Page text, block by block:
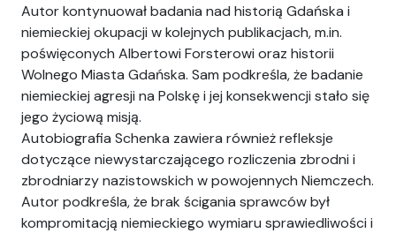
Autor kontynuował badania nad historią Gdańska i
niemieckiej okupacji w kolejnych publikacjach, m.in.
poświęconych Albertowi Forsterowi oraz historii
Wolnego Miasta Gdańska. Sam podkreśla, że badanie
niemieckiej agresji na Polskę i jej konsekwencji stało się
jego życiową misją.
Autobiografia Schenka zawiera również refleksje
dotyczące niewystarczającego rozliczenia zbrodni i
zbrodniarzy nazistowskich w powojennych Niemczech.
Autor podkreśla, że brak ścigania sprawców był
kompromitacją niemieckiego wymiaru sprawiedliwości i